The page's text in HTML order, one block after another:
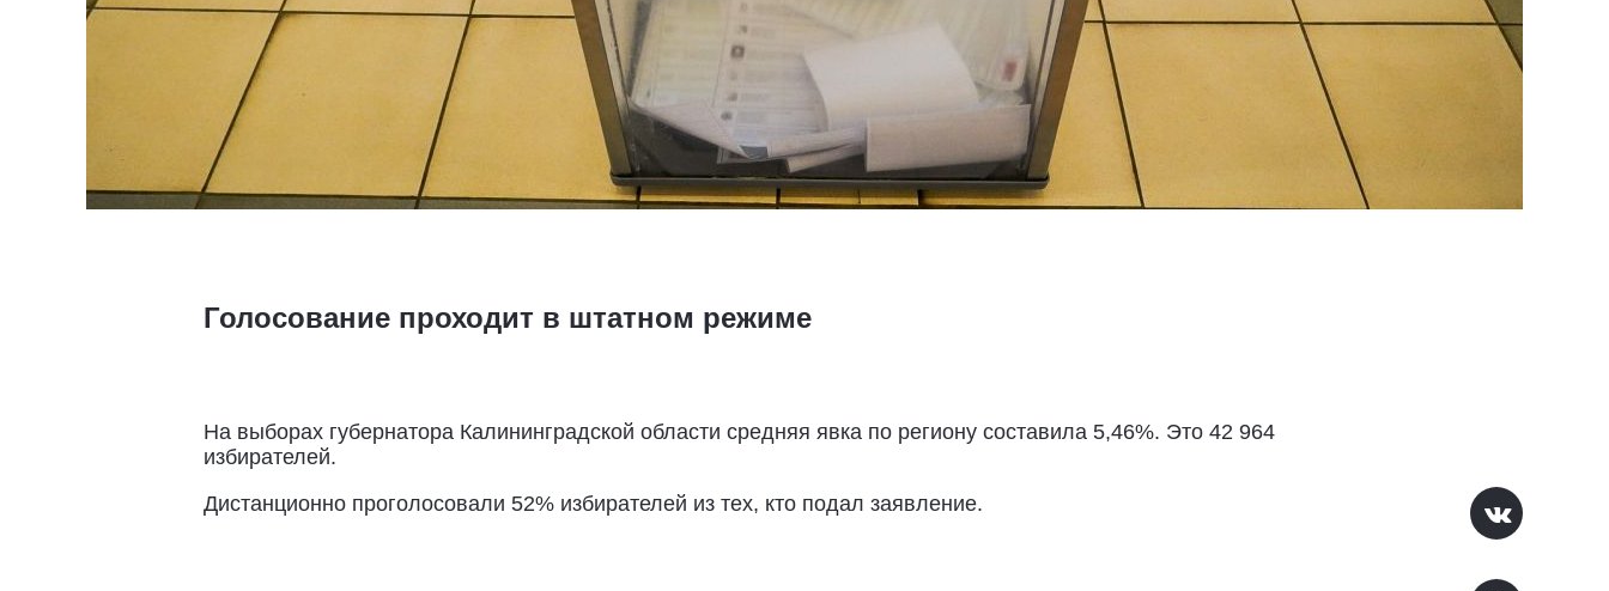
Голосование проходит в штатном режиме
На выборах губернатора Калининградской области средняя явка по региону составила 5,46%. Это 42 964
избирателей.
Дистанционно проголосовали 52% избирателей из тех, кто подал заявление.